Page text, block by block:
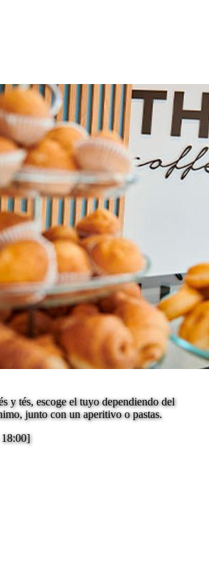
y tés, escoge el tuyo dependiendo del
junto con un aperitivo o pastas.